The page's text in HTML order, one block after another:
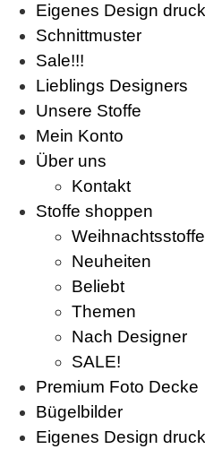
Eigenes Design
Schnittmuster
Sale!!!
Lieblings Designers
Unsere Stoffe
Mein Konto
Über uns
Kontakt
Stoffe shoppen
Weihnachtsstoffe
Neuheiten
Beliebt
Themen
Nach Designer
SALE!
Premium Foto Decke
Bügelbilder
Eigenes Design